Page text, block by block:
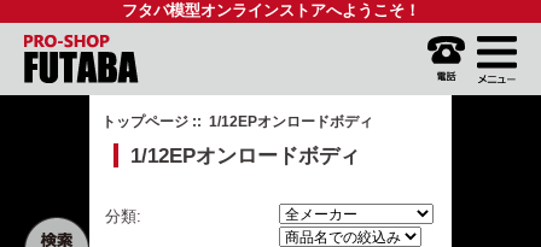
フタバ模型オンラインストアへようこそ！
トップページ :: 1/12EPオンロードボディ
1/12EPオンロードボディ
分類: